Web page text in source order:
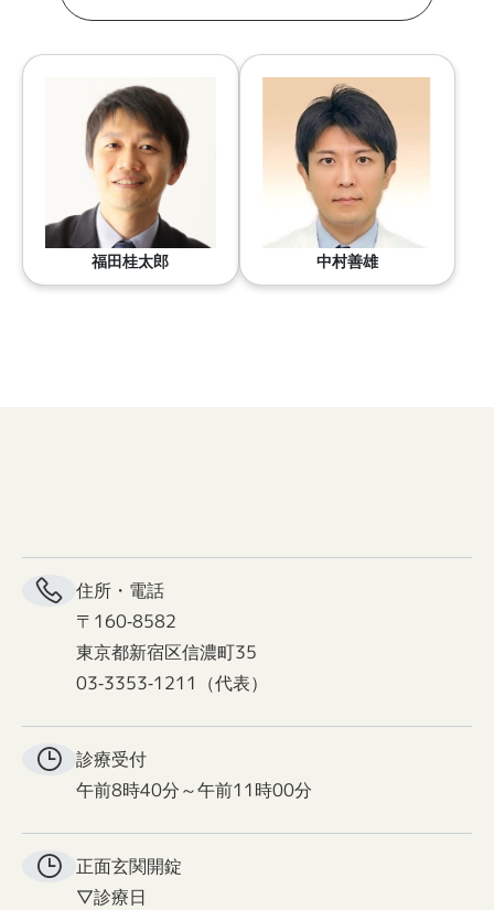
福田桂太郎 中村善雄
住所・電話
〒160-8582
東京都新宿区信濃町35
03-3353-1211（代表）
診療受付
午前8時40分～午前11時00分
正面玄関開錠
▽診療日